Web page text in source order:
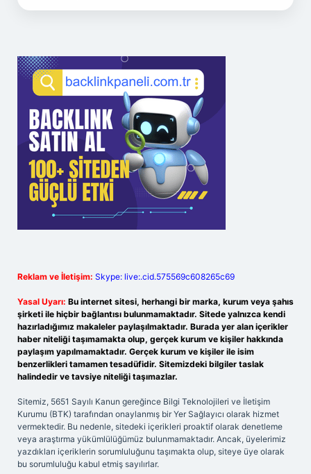
Reklam ve İletişim: Skype: live:.cid.575569c608265c69
Yasal Uyarı: Bu internet sitesi, herhangi bir marka, kurum veya şahıs
şirketi ile hiçbir bağlantısı bulunmamaktadır. Sitede yalnızca kendi
hazırladığımız makaleler paylaşılmaktadır. Burada yer alan içerikler
haber niteliği taşımamakta olup, gerçek kurum ve kişiler hakkında
paylaşım yapılmamaktadır. Gerçek kurum ve kişiler ile isim
benzerlikleri tamamen tesadüfidir. Sitemizdeki bilgiler taslak
halindedir ve tavsiye niteliği taşımazlar.
Sitemiz, 5651 Sayılı Kanun gereğince Bilgi Teknolojileri ve İletişim
Kurumu (BTK) tarafından onaylanmış bir Yer Sağlayıcı olarak hizmet
vermektedir. Bu nedenle, sitedeki içerikleri proaktif olarak denetleme
veya araştırma yükümlülüğümüz bulunmamaktadır. Ancak, üyelerimiz
yazdıkları içeriklerin sorumluluğunu taşımakta olup, siteye üye olarak
bu sorumluluğu kabul etmiş sayılırlar.